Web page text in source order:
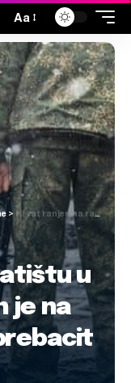
Aa
> Hrvat ranjen na ratištu u Ukrajini: Prevezen je na sigurno mjesto, prebacit će ga u Zagreb
u
je na